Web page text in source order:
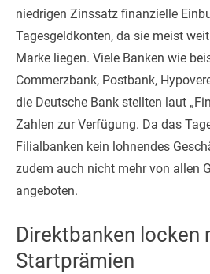
niedrigen Zinssatz finanzielle
Tagesgeldkonten, da sie meist
Marke liegen. Viele Banken wie
Commerzbank, Postbank,
die Deutsche Bank stellten laut
Zahlen zur Verfügung. Da das
Filialbanken kein lohnendes
zudem auch nicht mehr von allen
angeboten.
Direktbanken locken
Startprämien